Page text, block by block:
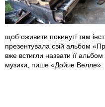
щоб оживити покинуті там
презентувала свій альбом
вже встигли назвати її альбом
музики, пише «Дойче Велле».